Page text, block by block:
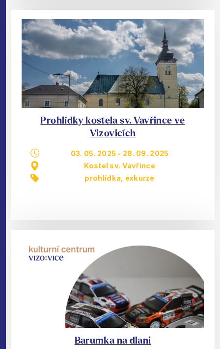
Prohlídky kostela sv. Vavřince ve
Vizovicích
03. 05. 2025 - 28. 09. 2025
Kostel sv. Vavřince
prohlídka, exkurze
Barumka na dlani